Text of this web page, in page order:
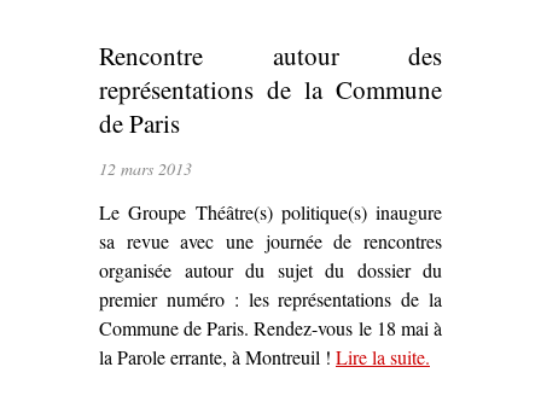
Rencontre autour des
représentations de la Commune
de Paris
12 mars 2013
Le Groupe Théâtre(s) politique(s) inaugure
sa revue avec une journée de rencontres
organisée autour du sujet du dossier du
premier numéro : les représentations de la
Commune de Paris. Rendez-vous le 18 mai à
la Parole errante, à Montreuil ! Lire la suite– ‘Rencontre
.